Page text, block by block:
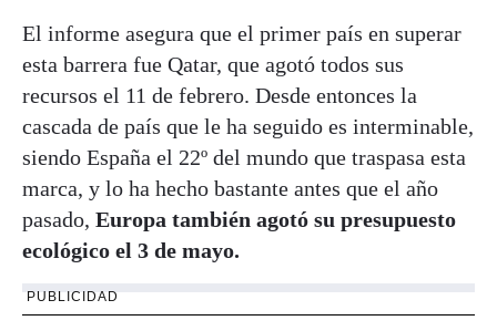
El informe asegura que el primer país en superar
esta barrera fue Qatar, que agotó todos sus
recursos el 11 de febrero. Desde entonces la
cascada de país que le ha seguido es interminable,
siendo España el 22º del mundo que traspasa esta
marca, y lo ha hecho bastante antes que el año
pasado, Europa también agotó su presupuesto
ecológico el 3 de mayo.
PUBLICIDAD